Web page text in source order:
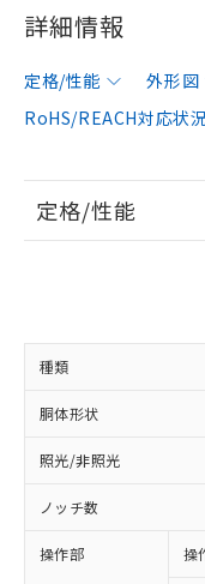
詳細情報
定格/性能 外形図
RoHS/REACH対応状況
定格/性能
種類
胴体形状
照光/非照光
ノッチ数
操作部 操